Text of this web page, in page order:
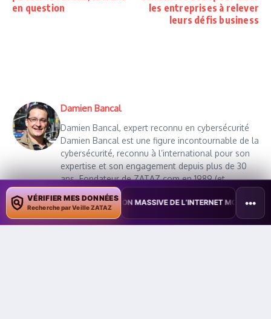
en question
les entreprises à relever
leurs défis business
Damien Bancal
Damien Bancal, expert reconnu en cybersécurité
Damien Bancal est une figure incontournable de la
cybersécurité, reconnu à l’international pour son
expertise et son engagement depuis plus de 30
ans. Fondateur de ZATAZ.com en 1989 (et
DataSecurityBreach.fr en 2015), il a fait de ce
média une référence majeure en matière de veille,
d’alertes et d’analyses sur les cybermenaces.
VÉRIFIER MES DONNÉES
Recherche par Veille ZATAZ
MASSIVE DE L’INTERNET MOBILE • L’IA DÉCOUVRE
•••